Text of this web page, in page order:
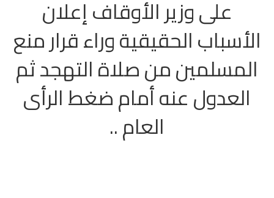
على وزير الأوقاف إعلان
الأسباب الحقيقية وراء قرار منع
المسلمين من صلاة التهجد ثم
العدول عنه أمام ضغط الرأى
العام ..